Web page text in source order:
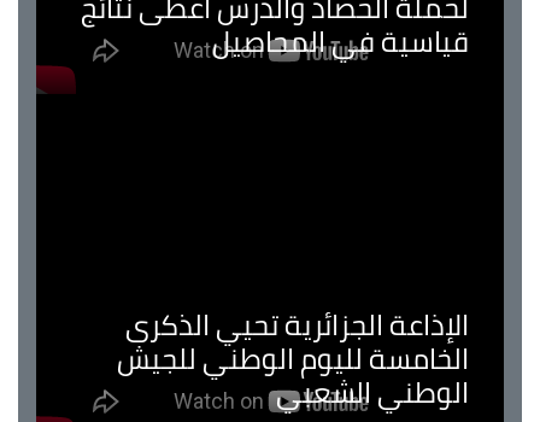
قياسية في المحاصيل
الإذاعة الجزائرية تحيي الذكرى
الخامسة لليوم الوطني للجيش
الوطني الشعبي